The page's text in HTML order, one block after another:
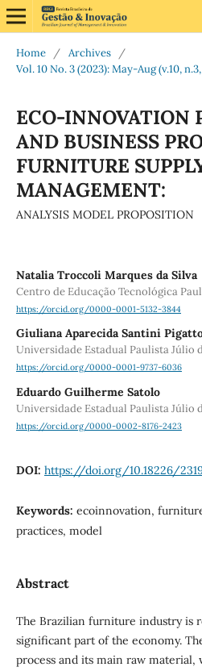
Home / Archives
/
Vol. 10 No. 3 (2023): May-Aug (v.10,
ECO-INNOVATION
AND BUSINESS
FURNITURE
MANAGEMENT:
ANALYSIS MODEL PROPOSITION
Natalia Troccoli Marques da Silva
Centro de Educação Tecnológica
https://orcid.org/0000-0001-5132-3844
Giuliana Aparecida Santini
Universidade Estadual Paulista Júlio
https://orcid.org/0000-0001-9737-6036
Eduardo Guilherme Satolo
Universidade Estadual Paulista Júlio
https://orcid.org/0000-0002-8176-2423
DOI: https://doi.org/10.18226/
Keywords: ecoinnovation,
practices, model
Abstract
The Brazilian furniture industry is
significant part of the economy.
process and its main raw material,